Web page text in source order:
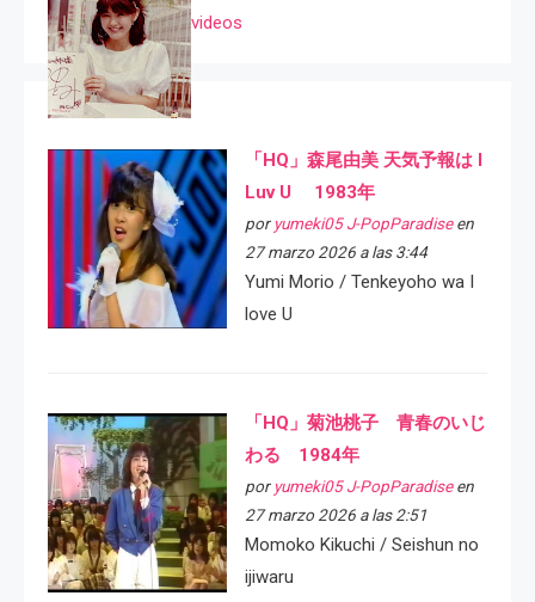
videos
「HQ」森尾由美 天気予報は I
Luv U 1983年
por yumeki05 J-PopParadiseen
27 marzo 2026 a las 3:44
Yumi Morio / Tenkeyoho wa I
love U
「HQ」菊池桃子 青春のいじ
わる 1984年
por yumeki05 J-PopParadiseen
27 marzo 2026 a las 2:51
Momoko Kikuchi / Seishun no
ijiwaru